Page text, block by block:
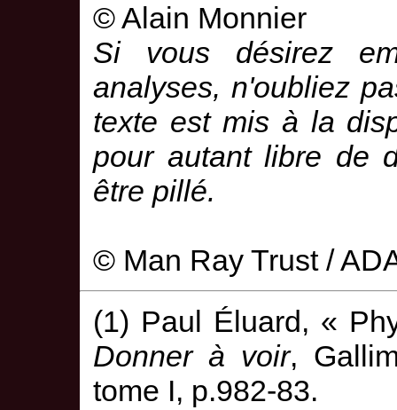
© Alain Monnier
Si vous désirez
analyses, n'oubliez
texte est mis à la
pour autant libre de
être pillé.
© Man Ray Trust /
(1) Paul Éluard, «
Donner à voir,
tome I, p.982-83.